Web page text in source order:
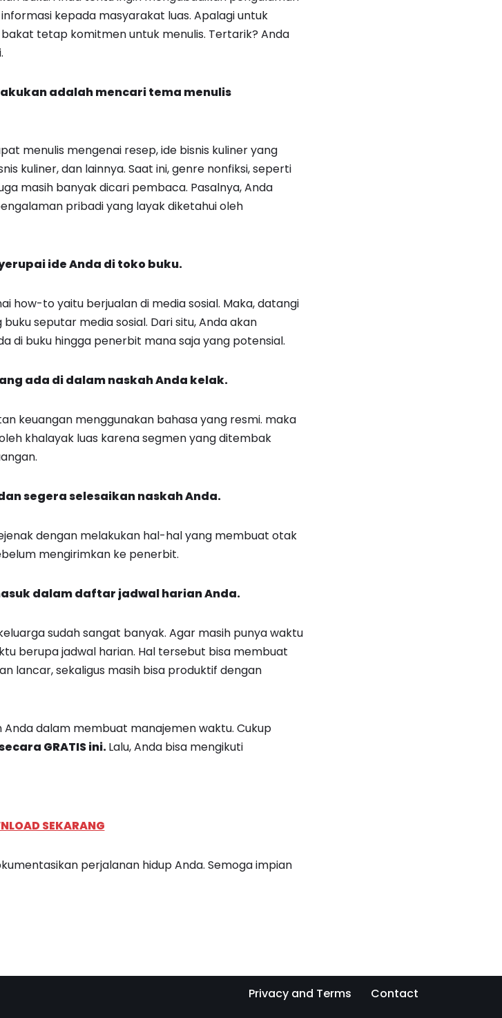
kepada masyarakat luas. Apalagi untuk
tetap komitmen untuk menulis. Tertarik? Anda
adalah mencari tema menulis
menulis mengenai resep, ide bisnis kuliner yang
kuliner, dan lainnya. Saat ini, genre nonfiksi, seperti
masih banyak dicari pembaca. Pasalnya, Anda
pribadi yang layak diketahui oleh
ide Anda di toko buku.
how-to yaitu berjualan di media sosial. Maka, datangi
seputar media sosial. Dari situ, Anda akan
di buku hingga penerbit mana saja yang potensial.
ada di dalam naskah Anda kelak.
keuangan menggunakan bahasa yang resmi. maka
khalayak luas karena segmen yang ditembak
segera selesaikan naskah Anda.
dengan melakukan hal-hal yang membuat otak
mengirimkan ke penerbit.
dalam daftar jadwal harian Anda.
sudah sangat banyak. Agar masih punya waktu
berupa jadwal harian. Hal tersebut bisa membuat
lancar, sekaligus masih bisa produktif dengan
dalam membuat manajemen waktu. Cukup
GRATIS ini.Lalu, Anda bisa mengikuti
SEKARANG
perjalanan hidup Anda. Semoga impian
Privacy and Terms Contact